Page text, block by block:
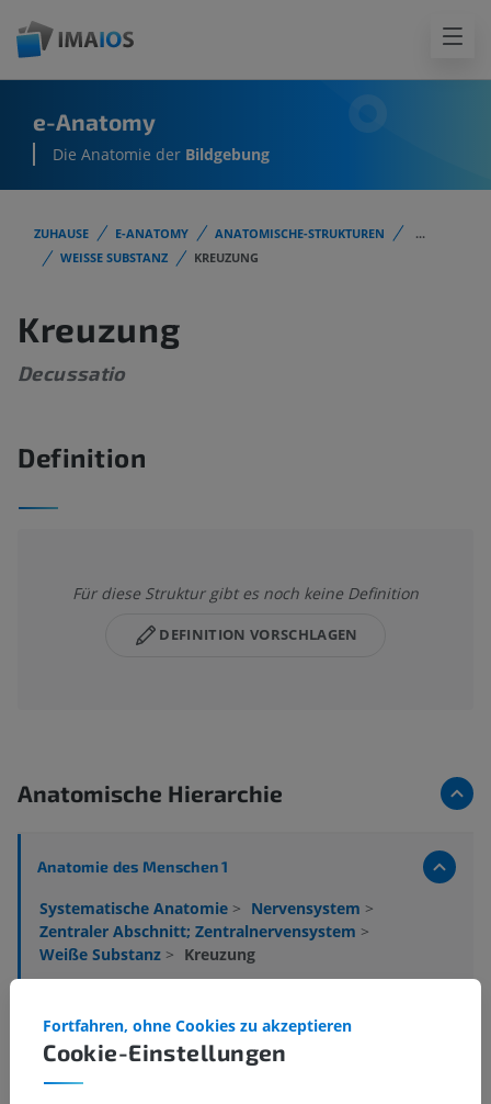
e-Anatomy
Die Anatomie der Bildgebung
ZUHAUSE E-ANATOMY ANATOMISCHE-STRUKTUREN
...
WEISSE SUBSTANZ
KREUZUNG
Kreuzung
Decussatio
Definition
Für diese Struktur gibt es noch keine Definition
DEFINITION VORSCHLAGEN
Anatomische Hierarchie
Anatomie des Menschen 1
Systematische Anatomie > Nervensystem >
Zentraler Abschnitt; Zentralnervensystem >
Weiße Substanz > Kreuzung
Teil gibt es keine zugehörigen Strukturen
Cookie-Einstellungen
Fortfahren, ohne Cookies zu akzeptieren